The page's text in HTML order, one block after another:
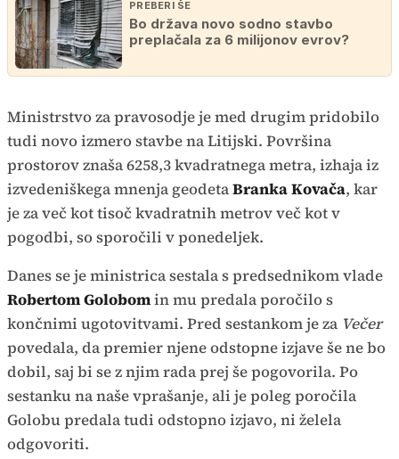
PREBERI ŠE
Bo država novo sodno stavbo
preplačala za 6 milijonov evrov?
Ministrstvo za pravosodje je med drugim pridobilo
tudi novo izmero stavbe na Litijski. Površina
prostorov znaša 6258,3 kvadratnega metra, izhaja iz
izvedeniškega mnenja geodetaBranka Kovača, kar
je za več kot tisoč kvadratnih metrov več kot v
pogodbi, so sporočili v ponedeljek.
Danes se je ministrica sestala s predsednikom vlade
Robertom Golobomin mu predala poročilo s
končnimi ugotovitvami. Pred sestankom je za Večer
povedala, da premier njene odstopne izjave še ne bo
dobil, saj bi se z njim rada prej še pogovorila. Po
sestanku na naše vprašanje, ali je poleg poročila
Golobu predala tudi odstopno izjavo, ni želela
odgovoriti.